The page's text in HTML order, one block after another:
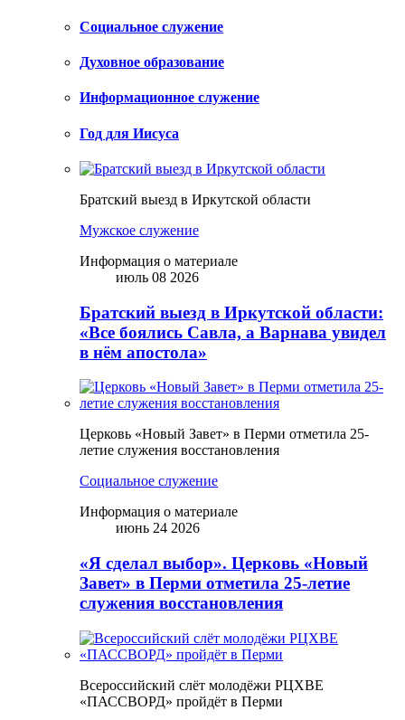
Социальное служение
Духовное образование
Информационное служение
Год для Иисуса
Братский выезд в Иркутской области
Мужское служение
Информация о материале
июль 08 2026
Братский выезд в Иркутской области:
«Все боялись Савла, а Варнава увидел
в нём апостола»
Церковь «Новый Завет» в Перми отметила 25-
летие служения восстановления
Социальное служение
Информация о материале
июнь 24 2026
«Я сделал выбор». Церковь «Новый
Завет» в Перми отметила 25-летие
служения восстановления
Всероссийский слёт молодёжи РЦХВЕ
«ПАССВОРД» пройдёт в Перми